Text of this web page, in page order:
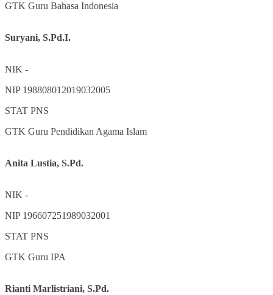
GTK Guru Bahasa Indonesia
Suryani, S.Pd.I.
NIK -
NIP 198808012019032005
STAT PNS
GTK Guru Pendidikan Agama Islam
Anita Lustia, S.Pd.
NIK -
NIP 196607251989032001
STAT PNS
GTK Guru IPA
Rianti Marlistriani, S.Pd.